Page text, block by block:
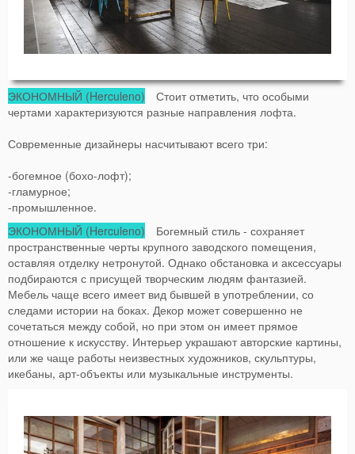
ЭКОНОМНЫЙ (Herculeno) Стоит отметить, что особыми
чертами характеризуются разные направления лофта.
Современные дизайнеры насчитывают всего три:
-богемное (бохо-лофт);
-гламурное;
-промышленное.
ЭКОНОМНЫЙ (Herculeno) Богемный стиль - сохраняет
пространственные черты крупного заводского помещения,
оставляя отделку нетронутой. Однако обстановка и аксессуары
подбираются с присущей творческим людям фантазией.
Мебель чаще всего имеет вид бывшей в употреблении, со
следами истории на боках. Декор может совершенно не
сочетаться между собой, но при этом он имеет прямое
отношение к искусству. Интерьер украшают авторские картины,
или же чаще работы неизвестных художников, скульптуры,
икебаны, арт-объекты или музыкальные инструменты.